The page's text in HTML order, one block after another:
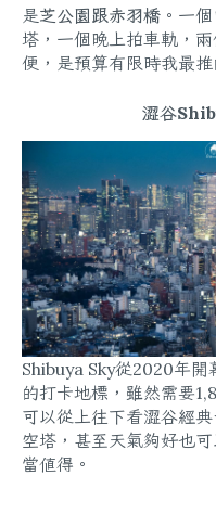
是芝公園跟赤羽橋 。一
塔，一個晚上拍車軌，
便，是預算有限時我最推
澀谷
Shibuya Sky從2020年
的打卡地標，雖然需要
可以從上往下看澀谷經
空塔，甚至天氣夠好也
當值得。